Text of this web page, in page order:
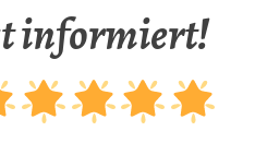
informiert!